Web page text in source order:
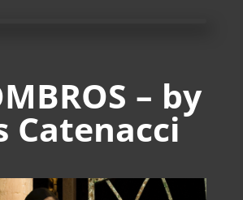
– by
Catenacci